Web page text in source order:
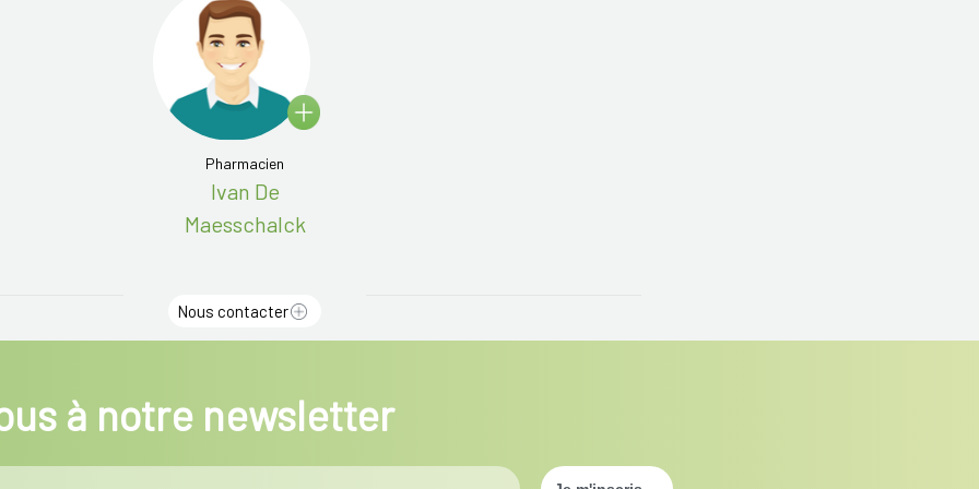
Pharmacien
Ivan De
Maesschalck
Nous contacter
à notre newsletter